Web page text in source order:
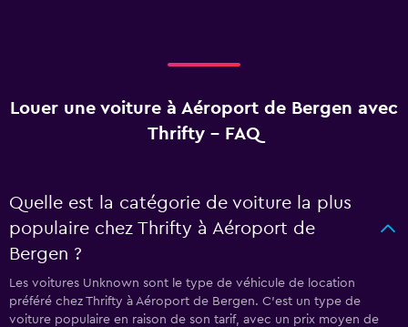
Louer une voiture à Aéroport de Bergen avec
Thrifty - FAQ
Quelle est la catégorie de voiture la plus
populaire chez Thrifty à Aéroport de
Bergen ?
Les voitures Unknown sont le type de véhicule de location
préféré chez Thrifty à Aéroport de Bergen. C'est un type de
voiture populaire en raison de son tarif, avec un prix moyen de